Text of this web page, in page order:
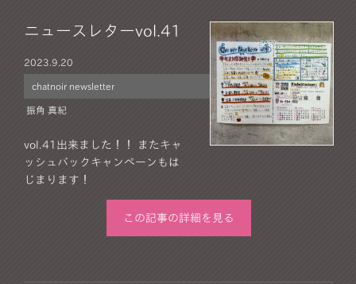
ニュースレターvol.41
2023. 9.20
chatnoir newsletter
振角 真紀
vol.41出来ました！！ またキャ
ッシュバックキャンペーンもは
じまります！
この記事の詳細を見る